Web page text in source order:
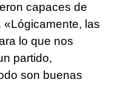
capaces de
las
lo que nos
partido,
son buenas